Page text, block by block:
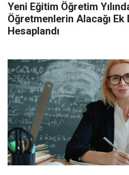
Yeni Eğitim Öğretim
Öğretmenlerin Alacağı
Hesaplandı